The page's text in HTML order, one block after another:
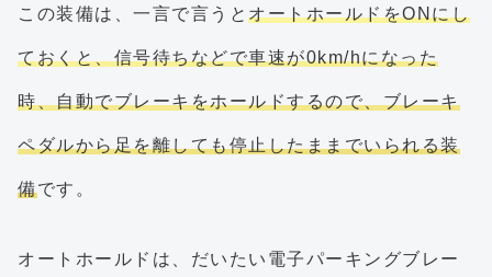
この装備は、一言で言うと オートホールドをONにし
ておくと、信号待ちなどで車速が0km/hになった
時、自動でブレーキをホールドするので、ブレーキ
ペダルから足を離しても停止したままでいられる装
備です。
オートホールドは、だいたい電子パーキングブレー